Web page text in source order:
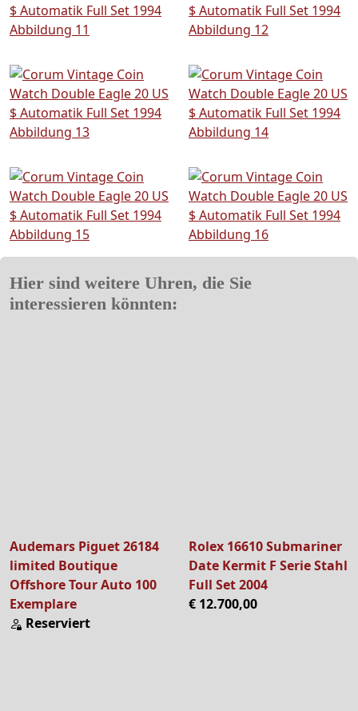
Hier sind weitere Uhren, die Sie
interessieren könnten:
Audemars Piguet 26184
limited Boutique
Offshore Tour Auto 100
Exemplare
Reserviert
Rolex 16610 Submariner
Date Kermit F Serie Stahl
Full Set 2004
€ 12.700,00